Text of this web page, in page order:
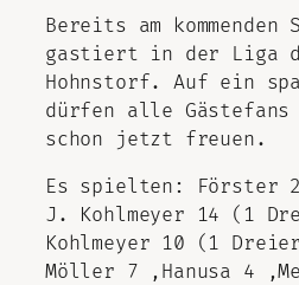
Bereits am kommenden
gastiert in der Liga
Hohnstorf. Auf ein
dürfen alle Gästefans
schon jetzt freuen.
Es spielten: Förster
J. Kohlmeyer 14 (1
Kohlmeyer 10 (1
Möller 7 ,Hanusa 4